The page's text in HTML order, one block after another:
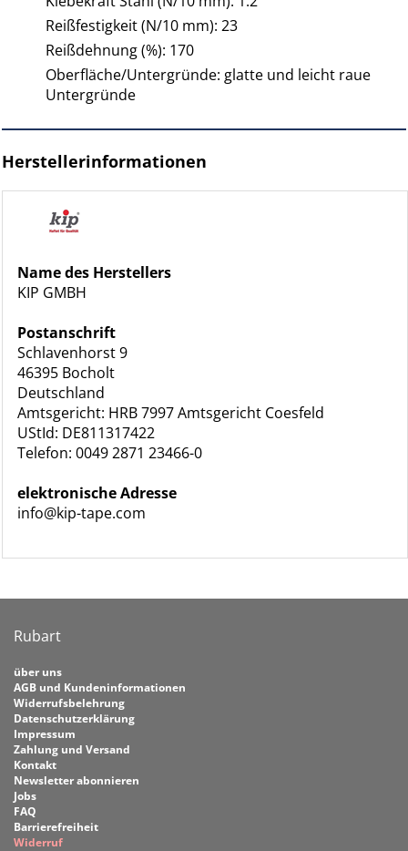
Reißfestigkeit (N/10 mm): 23
Reißdehnung (%): 170
Oberfläche/Untergründe: glatte und leicht raue
Untergründe
Herstellerinformationen
Name des Herstellers
KIP GMBH
Postanschrift
Schlavenhorst 9
46395 Bocholt
Deutschland
Amtsgericht: HRB 7997 Amtsgericht Coesfeld
UStId: DE811317422
Telefon: 0049 2871 23466-0
elektronische Adresse
info@kip-tape.com
Rubart
über uns
AGB und Kundeninformationen
Widerrufsbelehrung
Datenschutzerklärung
Impressum
Zahlung und Versand
Kontakt
Newsletter abonnieren
Jobs
FAQ
Barrierefreiheit
Widerruf